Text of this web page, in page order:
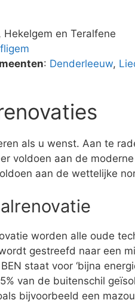
Hekelgem en Teralfene
: Denderleeuw,
als u wenst. Aan te
voldoen aan de
aan de wettelijke
worden alle oude
gestreefd naar een
staat voor ‘bijna
van de buitenschil
bijvoorbeeld een